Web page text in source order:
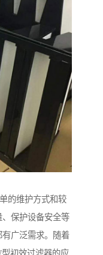
的维护方式和较
保护设备安全等
广泛需求。随着
初效过滤器的应